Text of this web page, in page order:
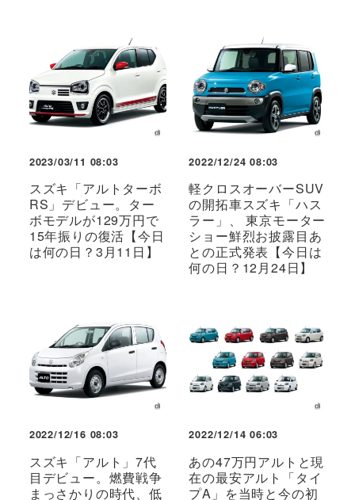
2023/03/11 08:03
スズキ「アルトターボ
RS」デビュー。ター
ボモデルが129万円で
15年振りの復活【今日
は何の日？3月11日】
2022/12/24 08:03
軽クロスオーバーSUV
の開拓車スズキ「ハス
ラー」、 東京モーター
ショー鮮烈お披露目あ
との正式発表【今日は
何の日？12月24日】
2022/12/16 08:03
スズキ「アルト」7代
目デビュー。燃費戦争
まっさかりの時代、低
2022/12/14 06:03
あの47万円アルトと現
在の最安アルト「タイ
プA」を当時と今の初